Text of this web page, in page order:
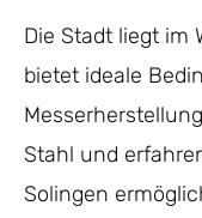
Die Stadt liegt im
bietet ideale
Stahl und
Solingen